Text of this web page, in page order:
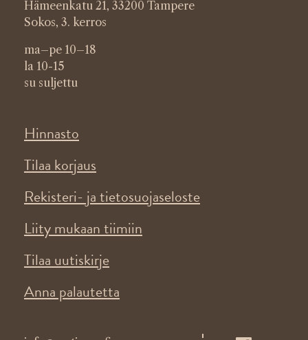
Hinnasto
Tilaa korjaus
Rekisteri- ja tietosuojaseloste
Liity mukaan tiimiin
Tilaa uutiskirje
Anna palautetta
Hämeenkatu 21, 33200 Tampere
Sokos, 3. kerros
ma–pe 10–18
la 10-15
su suljettu